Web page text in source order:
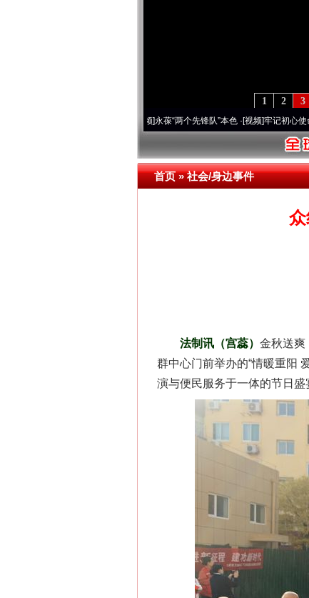
3
2
1
永葆“两个先锋队”本色·[视频]牢记初心使命 奋进复兴
首页»社会/身边事件
法制讯（宫蕊） 金秋送爽
群中心门前举办的“情暖重阳
演与便民服务于一体的节日盛